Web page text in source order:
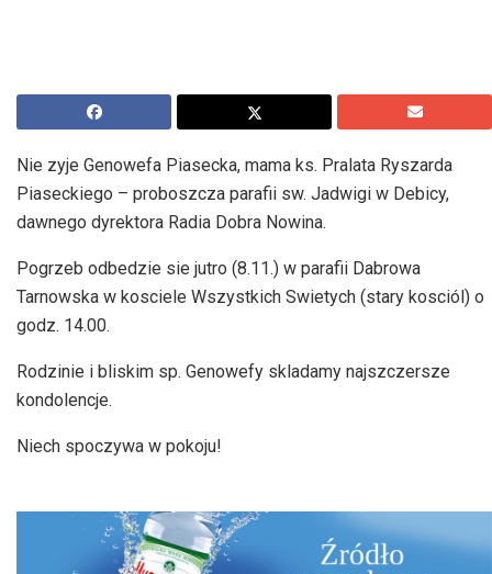
Nie zyje Genowefa Piasecka, mama ks. Pralata Ryszarda
Piaseckiego – proboszcza parafii sw. Jadwigi w Debicy,
dawnego dyrektora Radia Dobra Nowina.
Pogrzeb odbedzie sie jutro (8.11.) w parafii Dabrowa
Tarnowska w kosciele Wszystkich Swietych (stary kosciól) o
godz. 14.00.
Rodzinie i bliskim sp. Genowefy skladamy najszczersze
kondolencje.
Niech spoczywa w pokoju!